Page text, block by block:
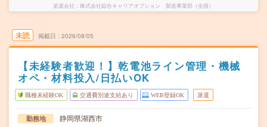
派遣会社 株式会社綜合キャリアオプション 製造事業部（全国）
未読 掲載日 2026/08/05
【未経験者歓迎！】乾電池ライン管理・機械
オペ・材料投入/日払いOK
職種未経験OK 交通費別途支給あり WEB登録OK 派遣
勤務地 静岡県湖西市